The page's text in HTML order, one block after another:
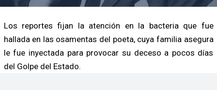
Los reportes fijan la atención en la bacteria que fue
hallada en las osamentas del poeta, cuya familia asegura
le fue inyectada para provocar su deceso a pocos días
del Golpe del Estado.